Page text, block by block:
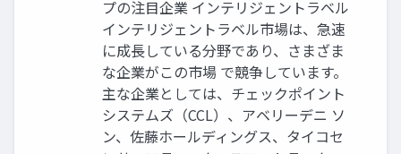
プの注目企業 インテリジェントラベル
インテリジェントラベル市場は、急速
に成長している分野であり、さまざま
な企業がこの市場 で競争しています。
主な企業としては、チェックポイント
システムズ（CCL）、アベリーデニ ソ
ン、佐藤ホールディングス、タイコセ